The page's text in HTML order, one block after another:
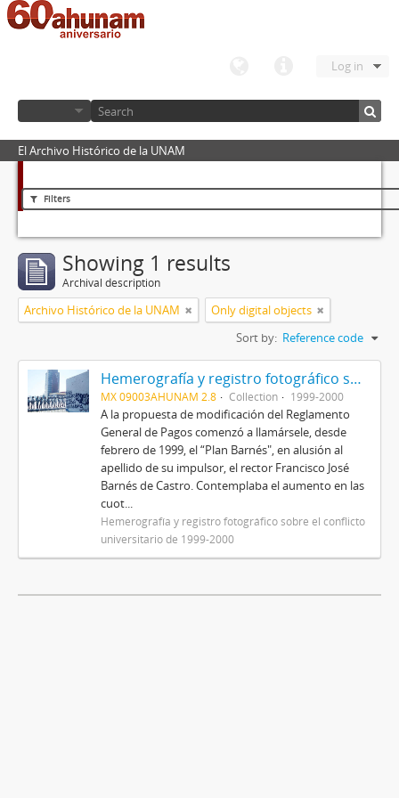
Log in
El Archivo Histórico de la UNAM
Filters
Showing 1 results
Archival description
Archivo Histórico de la UNAM
Only digital objects
Sort by: Reference code
Hemerografía y registro fotográfico sobre el conflicto universitario de 1999-2000
MX 09003AHUNAM 2.8 Collection 1999-2000
A la propuesta de modificación del Reglamento
General de Pagos comenzó a llamársele, desde
febrero de 1999, el “Plan Barnés", en alusión al
apellido de su impulsor, el rector Francisco José
Barnés de Castro. Contemplaba el aumento en las
cuot...
Hemerografía y registro fotográfico sobre el conflicto
universitario de 1999-2000